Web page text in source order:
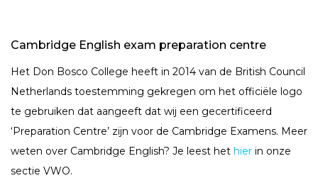
Cambridge English exam preparation centre
Het Don Bosco College heeft in 2014 van de British Council
Netherlands toestemming gekregen om het officiële logo
te gebruiken dat aangeeft dat wij een gecertificeerd
‘Preparation Centre’ zijn voor de Cambridge Examens. Meer
weten over Cambridge English? Je leest het hier in onze
sectie VWO.